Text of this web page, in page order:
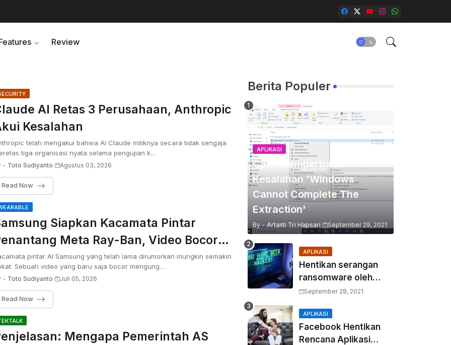
Review
AI Retas 3 Perusahaan, Anthropic
Kesalahan
telah mengakui bahwa AI Claude miliknya secara tidak sengaja
tiga organisasi nyata selama pengujian k…
- Toto Sudiyanto Agustus 03, 2026
Read Now
Siapkan Kacamata Pintar
Meta Ray-Ban, Video Bocor
pintar AI Samsung yang telah lama dirumorkan mungkin semakin
Sebuah video yang baru saja bocor mengung…
- Toto Sudiyanto Juli 05, 2026
Read Now
Mengapa Pemerintah AS
Berita Populer
APLIKASI
Cara Memperbaiki
Kesalahan 'Windows
Cannot Complete The
Extraction'
By - Artanti Tri Hapsari September 29, 2021
APLIKASI
Hentikan serangan
ransomware oleh
hacker! Berikut adalah
September 28, 2021
APLIKASI
Facebook Hentikan
Rencana Aplikasi